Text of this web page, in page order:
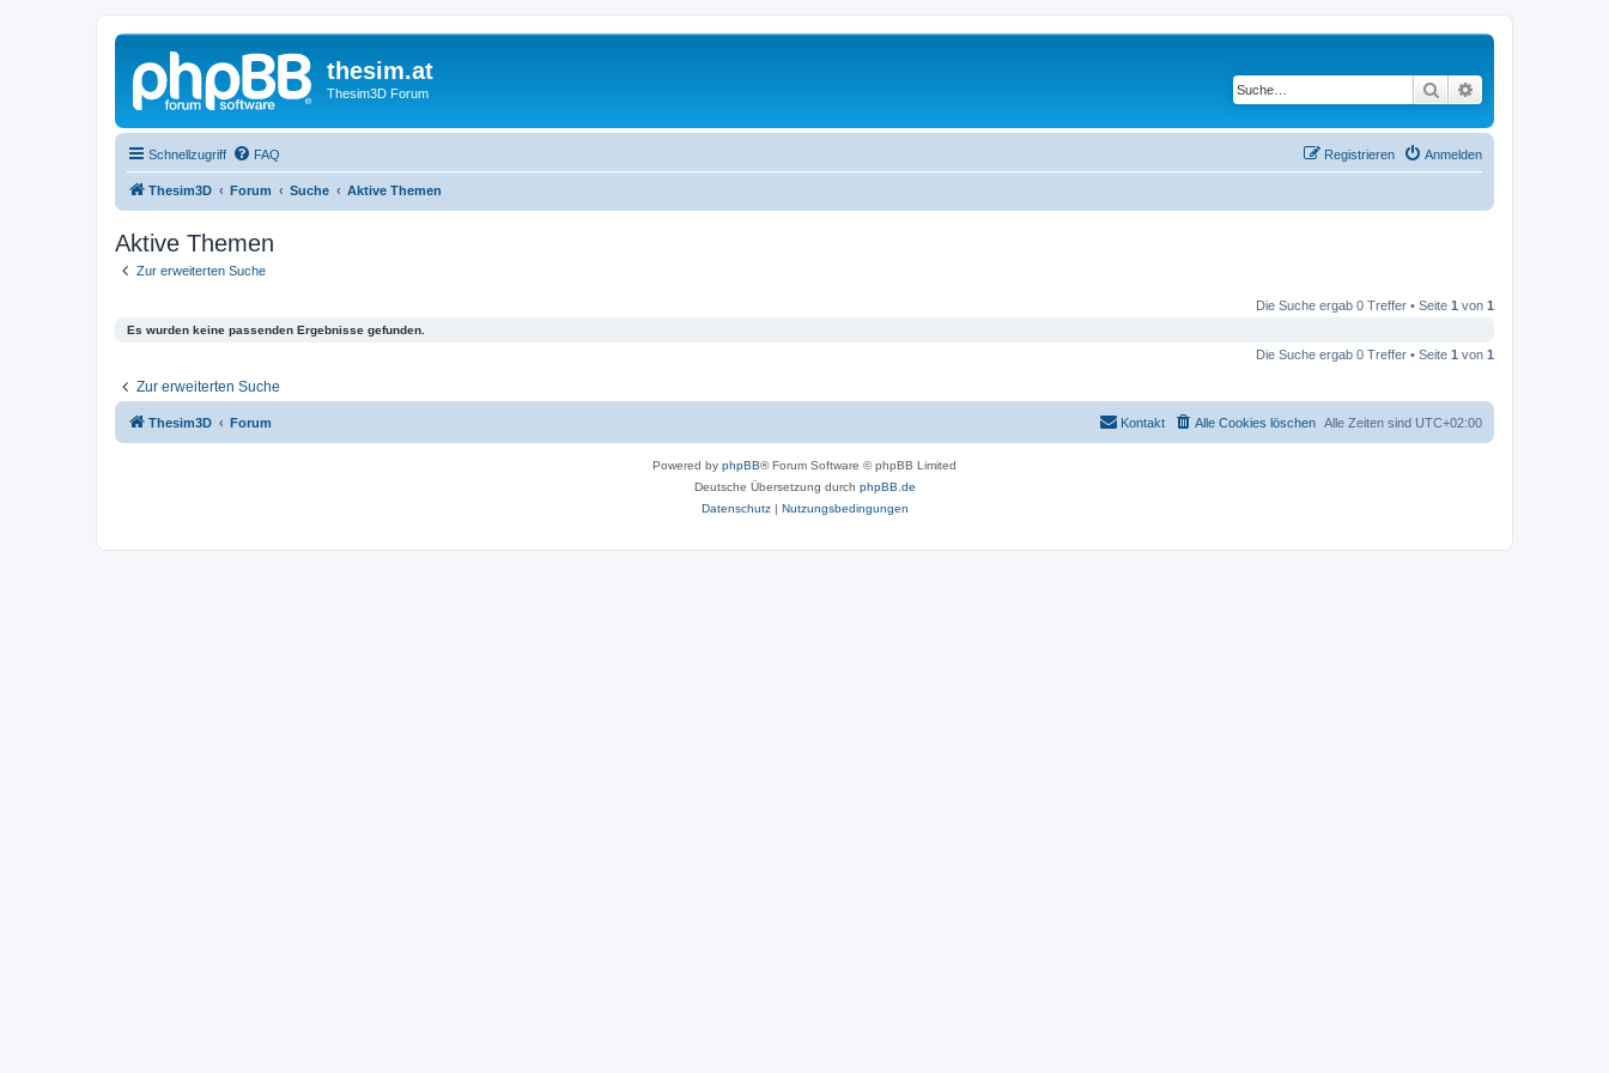
thesim.at
Thesim3D Forum Suche
Schnellzugriff FAQ Anmelden
Registrieren
Thesim3D Forum Suche Aktive Themen
Aktive Themen
Zur erweiterten Suche
Die Suche ergab 0 Treffer • Seite 1 von 1
Es wurden keine passenden Ergebnisse gefunden.
Die Suche ergab 0 Treffer • Seite 1 von 1
Zur erweiterten Suche
Thesim3D Forum Alle Zeiten sind UTC+02:00
Alle Cookies löschen
Kontakt
Powered by phpBB® Forum Software © phpBB Limited
Deutsche Übersetzung durch phpBB.de
Datenschutz| Nutzungsbedingungen